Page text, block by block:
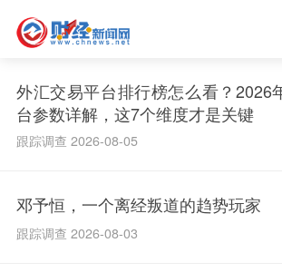
外汇交易平台排行榜怎么看？2026
台参数详解，这7个维度才是关键
跟踪调查 2026-08-05
邓予恒，一个离经叛道的趋势玩家
跟踪调查 2026-08-03